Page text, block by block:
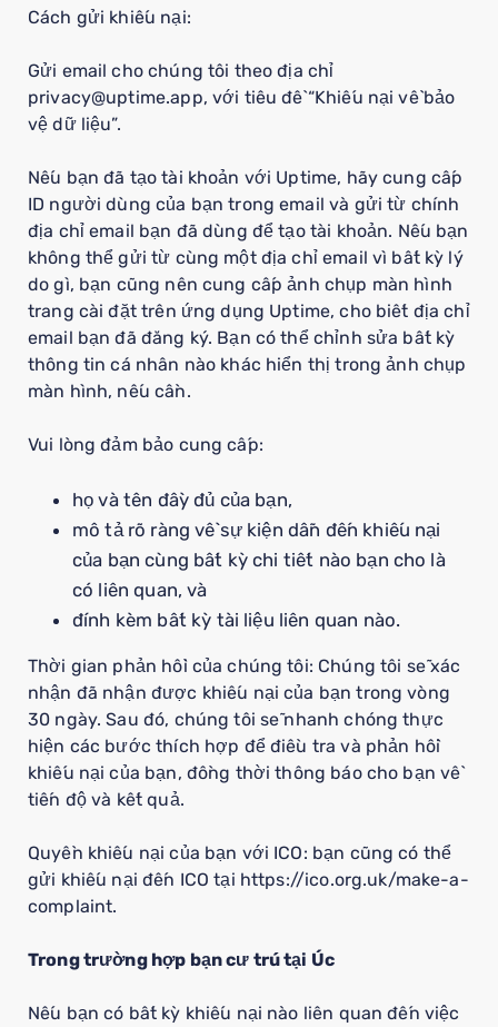
Cách gửi khiếu nại:
Gửi email cho chúng tôi theo địa chỉ
privacy@uptime.app, với tiêu đề “Khiếu nại về bảo
vệ dữ liệu”.
Nếu bạn đã tạo tài khoản với Uptime, hãy cung cấp
ID người dùng của bạn trong email và gửi từ chính
địa chỉ email bạn đã dùng để tạo tài khoản. Nếu bạn
không thể gửi từ cùng một địa chỉ email vì bất kỳ lý
do gì, bạn cũng nên cung cấp ảnh chụp màn hình
trang cài đặt trên ứng dụng Uptime, cho biết địa chỉ
email bạn đã đăng ký. Bạn có thể chỉnh sửa bất kỳ
thông tin cá nhân nào khác hiển thị trong ảnh chụp
màn hình, nếu cần.
Vui lòng đảm bảo cung cấp:
họ và tên đầy đủ của bạn,
mô tả rõ ràng về sự kiện dẫn đến khiếu nại
của bạn cùng bất kỳ chi tiết nào bạn cho là
có liên quan, và
đính kèm bất kỳ tài liệu liên quan nào.
Thời gian phản hồi của chúng tôi: Chúng tôi sẽ xác
nhận đã nhận được khiếu nại của bạn trong vòng
30 ngày. Sau đó, chúng tôi sẽ nhanh chóng thực
hiện các bước thích hợp để điều tra và phản hồi
khiếu nại của bạn, đồng thời thông báo cho bạn về
tiến độ và kết quả.
Quyền khiếu nại của bạn với ICO: bạn cũng có thể
gửi khiếu nại đến ICO tại https://ico.org.uk/make-a-
complaint.
Trong trường hợp bạn cư trú tại Úc
Nếu bạn có bất kỳ khiếu nại nào liên quan đến việc